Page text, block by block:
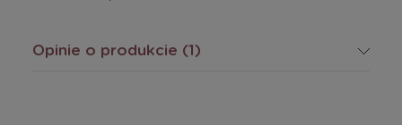
Opinie o produkcie (1)